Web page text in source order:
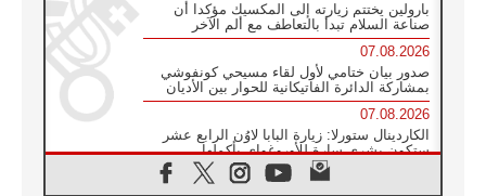
بارولين يختتم زيارته إلى المكسيك مؤكدا أن
صناعة السلام تبدأ بالتعاطف مع ألم الآخر
07.08.2026
صدور بيان ختامي لأول لقاء مسيحي كونفوشي
بمشاركة الدائرة الفاتيكانية للحوار بين الأديان
07.08.2026
الكاردينال ستورلا: زيارة البابا لاوُن الرابع عشر
ستكون بشرى سارة للأوروغواي بأكملها